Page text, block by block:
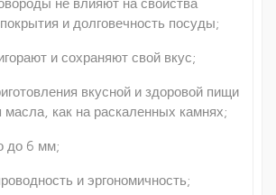
не влияют на свойства
покрытия и долговечность посуды;
и сохраняют свой вкус;
вкусной и здоровой пищи
масла, как на раскаленных камнях;
до 6 мм;
и эргономичность;